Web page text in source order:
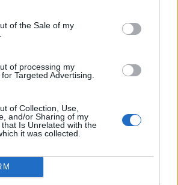
of the Sale of my
of processing my
Targeted Advertising.
of Collection, Use,
and/or Sharing of my
Is Unrelated with the
it was collected.
miatt
újonc jelentkezett, több
új idényében
Nőileg
Ella: Na, indíts, s